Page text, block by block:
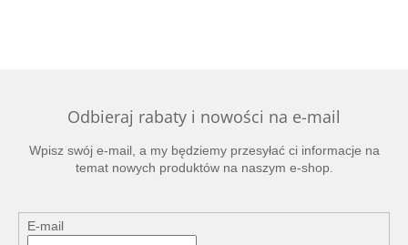
i
i
s
y
Odbieraj rabaty i nowości na e-mail
Wpisz swój e-mail, a my będziemy przesyłać ci informacje na
temat nowych produktów na naszym e-shop.
E-mail